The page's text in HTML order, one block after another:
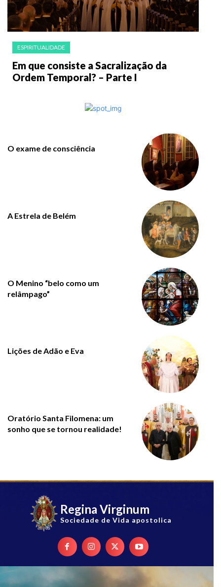
ESPIRITUALIDADE
Em que consiste a Sacralização da
Ordem Temporal? – Parte I
O exame de consciência
A Estrela de Belém
O Menino “belo como um
relâmpago”
Lições de Adão e Eva
Oratório Santa Filomena: um
sonho que se tornou realidade!
Regina Virginum
Sociedade de Vida apostolica